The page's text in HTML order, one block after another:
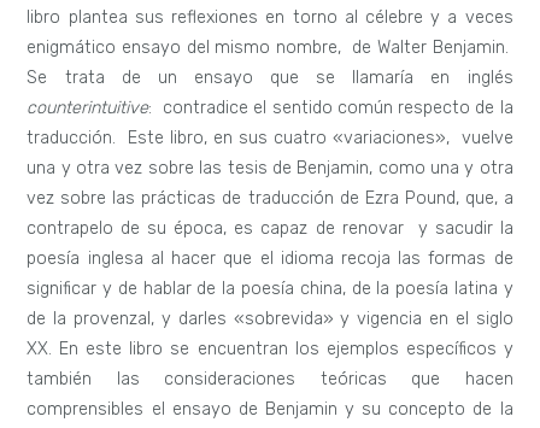
libro plantea sus reflexiones en torno al célebre y a veces
enigmático ensayo del mismo nombre, de Walter Benjamin.
Se trata de un ensayo que se llamaría en inglés
counterintuitive: contradice el sentido común respecto de la
traducción. Este libro, en sus cuatro «variaciones», vuelve
una y otra vez sobre las tesis de Benjamin, como una y otra
vez sobre las prácticas de traducción de Ezra Pound, que, a
contrapelo de su época, es capaz de renovar y sacudir la
poesía inglesa al hacer que el idioma recoja las formas de
significar y de hablar de la poesía china, de la poesía latina y
de la provenzal, y darles «sobrevida» y vigencia en el siglo
XX. En este libro se encuentran los ejemplos específicos y
también las consideraciones teóricas que hacen
comprensibles el ensayo de Benjamin y su concepto de la